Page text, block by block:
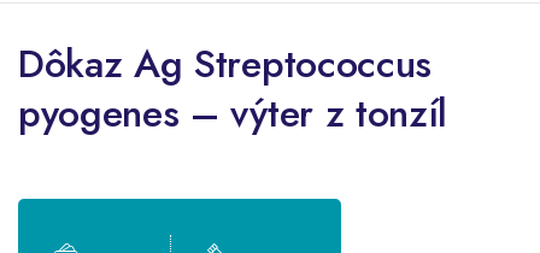
Dôkaz Ag Streptococcus
pyogenes – výter z tonzíl